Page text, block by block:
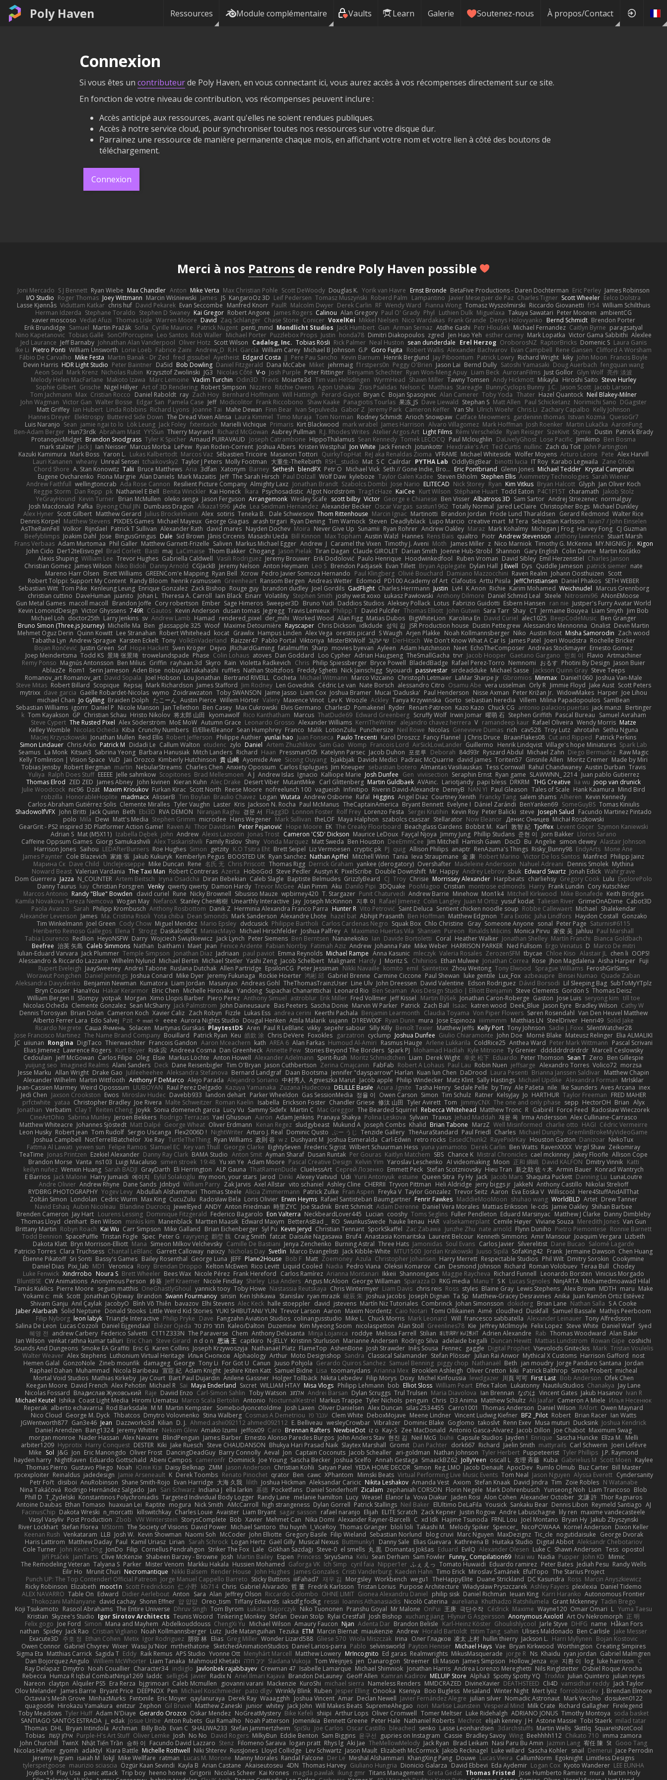
Poly Haven Ressources Module complémentaire Vaults Learn Galerie Soutenez-nous À propos/Contact
Connexion
Si vous êtes un contributeurde Poly Haven, en vous connectant ici, vous aurez accès à vos récompenses directement sur ce site.
En fonction de votre niveau de contribution, vos récompenses peuvent inclure :
Accès anticipé aux ressources, avant qu'elles ne soient rendues publiques.
Accès à notre service cloud, pour synchroniser toutes nos ressources sur votre disque dur.
Parrainez une ressource de manière permanente chaque mois, en affichant votre nom et votre lien à côté des boutons de
téléchargement.
Connexion
Merci à nos Patrons de rendre Poly Haven possible
Joni Mercado S J Bennett Ryan Wiebe Max Chandler Anton Mike Verta Max Christian Pohle Scott DeWoody Douglas K. Yorik van Havre Ernst Bronde BetaFive Productions - Daren Dochterman Eric Perley James Robinson
I/O Studio Roger Thomas Joey Wittmann Marcin Wiśniewski James JS KangaroOz 3D Leif Pedersen Tomasz Muszyński Roberd Palm Lampantino Javier Meseguer de Paz Charles Tigner Scott Wheeler Eelco Dolstra
Lasse Kjønnås Viduttam Katkar chris huf David Pekarek Evan Seccombe Manfred Knorr PaulR Malcolm Dwyer Derek Carlin RF Wendy Ward Fianna Wong Tomasz Wyszolmirski Riccardo Giovanetti fr54 William Schilthuis
Herman Idzerda Stephane Toraldo Stephen D Swaney Kai Gregor Robert Angone James Rogers Calinou Alan Gregory Paul O' Grady Phyl Luthien Dulk Miguelaxa Takuya Sawatari Peter Moonen ambientCG
xavier moscoso Vedat Afuzi Thomas Lisle Warren Moore David Zaq Schlanger Chase Stone Conicer VoxelKei Mikkel Nielsen Nico Wardakas Frank Grande Denys Holovyanko Bernd Schmidt Brendon Porter
Erik Brundidge Samuel Martin Pražák Sofia Cyrille Maurice Patrick Nugent penti_mmd Mondlicht Studios Jack Humbert Gun Arman Sernaz Atdhe Gashi Petr Hloušek Michael Fernandez Caitlyn Byrne paragsatyal
Nino Kapetanovic Tobias Gallé SonOfPorcupine Leo Santos Rob Waller Michael Porter Puzzlebox Props Justin honda78 Dimitri Diakopoulos zgred Jen Hao Yeh esther carney Mark Lopatka Victor Gama Sabbithi Alexlee
Jed Laurance Jeff Barnaby Johnathan Alan Vanderpool Oliver Hotz Scott Wilson Cadalog, Inc. Tobias Rösli Rick Palmer Neal Huston sean dunderdale Erel Herzog OroborosNZ RaptorBricks Domenic S Laura Ganis
Ike Li Pietro Ponti William Unsworth Lorie Loeb Fabrice Zaini Andrew_D R.H. García William Carey Michael B Johnson G.P Goro Fujita Robert Wallis Alexander Bachvarov Evan Campbell Rene Gansen Clifford A Worsham
Fábio De Carvalho Mike Festa Martin Banak - Dr Zed fred gissubel Ayetheist Edgard Costa JJ Pere Pau Sancho Kevin Barnum Henrik Berglund Jay Piboontum Patrick Lowry Richard Wright kiky John Moon Francis Boyle
Devin Harris HDR Light Studio Peter Baintner Da5id Bob Dowling Daniel Fitzgerald Dana McCabe Miket jehrmaig f1rstpers0n Peggy O'Brien Jason Lai Bernd Dully Satoshi Yamasaki Doug Auerbach fengquan wang
Aeon Soul Mark Krenz Nicholas Rubin Krzysztof Zwolinski JG3 Nicolas Côté V-o Josh Purple Peter Rittinger Benjamin Schechter Ryan Won-Meng Apuy Liam Beck AuroranFilms Just Gollor Glyn Wolf 亮作 淡波
Melody Helen MacFarlane Makoto Izawa Marc Lemoine Vadim Turchin Odin3D Travis Moiarte3d Tim van Helsdingen WyrmHead Shawn Miller Tawny Tomsen Andy Hickmott Mikayla Hiroshi Saito Steve Hurley
Sophie Gilbert Grische Nigel Hillyer Art of 3D Rendering Robert Simpson Nizzero Ritchie Owens Agon Ushaku Zisis Psalidas Nelson C Matthias Stareagle BunnyCyclops Bunny J.C. Jason Scott Jacob Larson
Tom Jachmann Max Cristian Rocco Daniel Raboldt ray Zach Hoy Bernhard Hoffmann Will Hattingh Perard-Gayot Bryan C Bojan Spasojevic Alan Camerer Toby Yoda Thater Hazel Quantock Neil Blakey-Milner
John Wagman Victor Gan Walter Bosse Edgar San Pamela Case Jeff Modicolitor Frank Riccobono Shaw Kaake Panagiotis Tourlas 果冻_JS Dave Liewald Stephan S Matt Allen Paul Schicketanz Norimichi Sano DGagster
Matt Griffey Ian Hubert Linda Robbins Richard Lyons Joanne Tai Mahe Dewan Finn Bear Ivan Sepulveda Gabor Z Jeremy Park Cameron Keffer Yan Shi Ulrich Woehr Chris Li Zachary Capalbo Kelly Johnson
Hannes Dreyer Elektrospy Buttered Side Down The Dread Vixen Alinsa Laura Kimmel Timo Muraja Tom Norman Rodney Schmidt Arioch Snowpaw Catface Meowmers gardeninn thomas Istvan Kozma QuesoGr7
Luis Naranjo Sean jamie ngai to lo Lök Leung Jack Foley fxtentacle Marielli Vichique Primaris Kirt Blackwood mark wrabel James Harrison Alvaro Villagomez Mark Hoffman Josh Roenker Martin Lukačka AaronFung
Ben-Adam Berger Hun73rdk Abraham Mast YYSSun Thierry Mayrand Richard McGowan Aubrey Pullman R.J. Rhodes Writes Atelier Argos Art Light Films Rémi Verschelde Ryan Reisiger SizeKivit Stymie Dustin Patrick Brady
ProtanopicMidget Brandon Snodgrass Tyler K Spicher Arnaud PUIRAVAUD Joseph Catrambone HippoThalamus Sean Kennedy Tomek LECOCQ Paul Mcloughlin DaLivelyGhost Lose Pacific Jimikimo Ben Bosma
mark stalzer Jack J Ian Neisser Marcus Morba LePew Ryan Roden-Corrent Joshua Albers Kristen Westphal Jon White Jack Fenech Jotunkottr Hexdrake's Art Ted Curtis nullinc Zach du Toit John Partington
Kazuki Kamimura Mark Boss Yaron L. Lukas Kalbertodt Marcos Vaz Sébastien Tricoire Masanori Tottori QuirkyTopHat ReJ aka Renaldas Zioma VFRAME Michael Whiteside Wolfer Moyens Arturo Leone Pete Alex Harvill
Lauri Kananen wheany Unreal Sensei tchaikovsky2 Taylor J Peters Molly Footman 大重生-TheRebirth RSH__studio Mat S C Cailrdar PYTHA Lab OddlyBigBear binotti lucia IT Roy Karabo Legwaila Zane Olson
Chord Shore A. Stan Konowitz Talii Bruce Matthews Aria 3dfan Xatonym Barney Sethesh blendFX Petr O Michael Vick Seth // Gone Indie, Bro... Eric Pontbriand Glenn Jones Michael Tedder Krystal Camprubi
Eugene Ovcharenko Fiona Margrie Alan Daniels Mark Mazaitis Jeff The Sarah Hirsch Paul Dolzall Wolf Daw kyleboze Taylor Galen Kadee Steven Ekholm Stephen Ellis Aximmetry Technologies Sarah Wiener
Andrew Faithfull wellingtoncrab Ada Rose Cannon Resilient Picture Company Almighty Laxz Jonathan Brandt Szabolcs Dombi Jose Nario ELITECAD Nick Storey Ryan Kim Vitkus Bryan Halcott Glyph Jan Oliver Koch
Reggie Storm Dan Repp pk Nathaniel E Bell Benita Winckler Kai Honeck Íkara Psychosadistic Algot Nordström Trag1cHaze KaiCee Kurt Wilson Stéphane Huart Todd Eaton P4C1F15T charamath Jakob Stolz
YeGrayHound Kevin Turner Brian McMullen oleko senga Jason Ferguson Arrangemonk Wesley Scafe scott bilby Victor George e Chianese Ben Visser Albatross 3D Sam Sartor Andrej Striezenec normalguy
Josh Macdonald Pafka Byeong Chul JIN Dumbass Dragon Alkaza1996 jAde Lea Seidman Hernandez Alexander Becker Oscar Vargas sastun1962 Totally Normal Jared LeClaire Christopher Bogs Michael Dunkley
Alex Hyner Scott Gilbert Matthew Gerard Julius Brockelmann Alex sotiris Teneka B. Dale Schwiesow Thom Rittenhouse Marcin Ignac Martinotti Brandon Jordan Frode Lund Tharaldsen Gerard Redmond Walter Rice
Dennis Korpel Matthew Stevens PIXDES Games Michael Mayeux George Giagias arash tirgari Ryan Dening Tim Warnock Steven Deadlyblack Lupo Marcio creative mart M Tera Sebastian Karlsson Iaian7 / John Einselen
AsTheRainFell Volkor Rijndael Patrick T Sullivan Alexander Rath david mares Nayden Dochev Moira Never Give Up Sunamii Ryan Rohrer Andrew Oakley Maraz Mark Kohalmy Michigan J Frog Harvey Fong CJ Guzman
Beefyblimps Joakim Dahl Jose BingusGringus Dale Sid Brown Jānis Circenis Masashi Ueda Bill Kinnon Max Topham Austin Walzl Hannes Rens Bais qualtro Piotr Andrew Stevenson anthony lawrence Stuart Marsh
Frans Verbaas Adam Murtomaa Phil Galler Matthew Garnett-Frizelle Saliven Markus Michael Egger Andrew J Caramel the Vixen Timothy J. Aveni Moth James Miller z Nico Marniok Timothy G. McKenna MY.NIGNIG Jr. Kigon
John Cido Der12teEisvogel Brad Corlett Basti maj LaCimaise Thom Bakker Chogang Jason Pielak Tiran Dagan Claude GIROLET Darian Smith Joenne Hub-Strobl Shannon Gary English Colin Dunne Martin Koťátko
Alexis Shuping William Lee Trevor Hughes Gabriella Caldwell Vasili Rodriguez Jeremy Brouwer Erik Dodolović Paulo Henrique Hoodwinkedfool Ruben Vroman David Sibley Emil Herzenstiel Charles Janson
Christian Gomez James Wilson Niko Bidoli Danny Arnold CGJackB Jeremy Nelson Anton Heymann Leo S Brendon Padjasek Evan Tillett Bryan Applegate Dylan Hall J Ewell Dys Quddle Jameson patrick siemer nate
Mareno Harr Olsen Brett Williams GREENCom'e Mapping Ryan Bell Xcrow Pedro Javier Somoza Hernando Paul Klingberg Olivié Bouchard Damiano Mazzocchini Raven Realm Johann Oosthuizen Scott
Robert Tolppi: Support My Content Randy Bloom henrik rasmussen Greenheart Ransom Bergen Andreas Wetter Edomod PD100 Academy of Art Clafoutis Arttu Piisila JeffChristiansen Daniel Phakos SETH WEBER
Sebastian Witt Tom Pike Kenleung Leung Enrique Gonzalez Zack Bishop Rouge guy brandon dudley Joel Gordils GadFlight Charles Herrmann Justin LvH K Anon Richie Karim Mohamed Weichnudel Marcus Grennborg
christian cuttino DaveHuman juanito Johan L Theresa A. Carroll Iain Black Einarr Volatility Stephen Smith joshy west xoxo Łukasz Pawłowski Anthony Dilmore Daniel Schmid Leal Steele Nitrosimi96 ANonEMoose
Gun Metal Games macoll macoll Brandon Joffe Cory robertson Ember Sage Himeros Sweeper3D Bruno Yudi Daddios Studios Aleksey Pollack Lotus Fabrizio Guidotti Esbern Hansen ran nie Justper's Furry Avatar World
Kevin LomondDesign Victor Ghyssens 749R CGautos Kevin Anderson dusan tomas Jegregg Travis Lemieux Philipp T David Pulcifer Thomas Elliott John Gutwin Sara Tarr Shay CT Jermaine Bouyea Liam Smyth Jim Bob
Michael Loh doctor25th Larry Jenkins sv Andrew Lamb Hamad rendered_pixel der_mihi Worked Wood Alan Figg Matias Dubos BigWhiteLion Karolina En David Curiel alec1025 BeepCodeMusic Ben Granger
Bruno Simon (Three.js Journey) Michelle Ma Ben glassapple 325 Woof Maxime Detournière Rayscaper Chris Dickson idkdude 성익 김 JSR Production house Dustin Pettegrew Alessandro Mennonna Onalist Devin Martin
Mehmet Oguz Derin Quinn Kowitt Lee Stranahan Robert Whitehead kocat Grawlix Hampus Linden Alex Vega orestis picard S Waugh Arjen Plakke Noah Kollmannsberger Niko Austin Root Misha Samorodin Zach wood
Tabatha Lyn Andrew Sprague Karsten Eckelt Tony VolkEnVaderland Raizzer47 Pablo Portal Viktoriya MisterBKWolf שי יעקוב DerHitsch We Don't Know What A Car Is James Patel Joeri Woudstra Rochelle Bricker
Bojan Rončević Justin Green Sof Hope Hackett Sven Kröger Dejvo JRichardGaming fatalmuffin Sharp movies byevan Ayleen Adam Hutchinson Neet EchoTheComposer Andreas Stockmayer Ernesto Gomez
Joep Meindertsma Todd KS 景琦 张景琦 trowelandspade Phase Colin Lohaus atoves Dan Goddard Loo Cypher Adrian Haugseng TheSmallGacha trvr Jacob Hooper Gaetano Gargano 민희 이 Flavio Artmachiner
Remy Ponso Magnús Antonsson Ben Milius Griffin rayhaan.3d Skyro Rain Violetta Radkevich Chris Philip Spiessberger Bryce Powell BladedBadge Rafael Perez-Torro Nemnomi おるす Photini By Design Jason Buier
AblazZe Rom1 Serin Jameson Aden Bise nobuyuki takahashi ruffles Nathan Stoltzfoos Freddy Sghetti Nick Jainschigg Siyouardi passivestar sirdeadduke Michael Sasse Jackson Quinn Gray Steve Teeps
Romanov_art Romanov_art David Sopala Joel Hobson Lou Jonathan Bertrand RIVEILL Cocheta Michael Witmann Marco Vizcaino Christoph Letmaier LaMar Sharpe Jr Gbromios Minmax Daniel1060 Joshua Van-Male
Steve Mitas Robert Billard Scopique Repsaj Mark Richardson James Stafford Jim Rodney Len Govednik Cédric Le van Nate Borsch alessandro Citro Osamu Abe vera usselman Orly R Jimmie Floyd Jake Aust Scott Peters
mytrixx dave garcia Gaëlle Robardet-Nicolas wymo Zoidrawzaton Toby SWANSON Jaime Jasso Liam Cox Joshua Bramer Mucai 'Daduska' Paul Henderson Nisse Axman Peter Križan Jr. WidowMakes Harper Joe Lihou
michael Chan Jo Gylling Braiden Dolph たこーん Austin Pierce Willem Hörter Valery Maxence Vinot Lev K Woozle Ackley Tanya Krzywinska Gorto sebastian heredia Villem Milina Papadopoulos SamBean
Sebastian Williams igorrr Daniel P Nicole Manson Jan Tellethon Ben Casey Max Cukrowski Elvis Germano CharlesD Pomakenel Ryder Renart-Patreon Kazo Kazo Chuck CG antonio palacios puertas jack manzi Bertinger
k Tom Kayakson GP Christian Schau Hristo Nikolov 将太郎 山田 kyomawolf Rico Kanthatham Marcus ThatDude69 Edward Greenberg Scruffy Wolf Irwin Jomar 曜萌 石 Stephen Griffith Pascal Bureau Samuel Avraham
Steve Cypert The Rusted Pixel Alex Söderström MoE MoW Autumn Grace Leonardo Grosso Alexander Williams KerriTheWriter alejandro chavez herrera V ramandeep kaur Rafael Oliveira Wendy Morris Matze
Kelley Womble Nicolas Ocheda Kiba Crunchy Numbers El/Ellie/Eleanor Sean Humphrey Franco Malik LotionZulu Punchersize Neil Rowe Nicolas Genevieve Dumas rich cav528 Troy Lutz ahrotahn Sethu Nguna
Maciej Krzyszkowski Jonathan Mullen Reid Ellis Robert Jefferson Philippe Authier yunlai hao Juan Fonseca Paulo Trecenti Karol Droszcz Fancy Flannel J Chris Druce BraanFlakes08 Cut and Ripped Patrick Perkins
Simon Lindauer Chris Arko Patrick M Didadi Le Callum Walton etudenc zylo Daniel Artem Zhuzhlikov Sam Gao Womp Francois Lord AirSickLowLander Guillermo Henrik Lindqvist Village's hope Miniatures Spark Lab
Seamus La Monk Kitsun3 Sabrina Yeong Barbara Hanusiak Mitch Landers Richard Haan Pressman505 Katelynn Parsec Jacob Duhon 포로루 Deborah 84d93r Ryszard Abdul Michael Zahn Diego Bermudez Raw Magic
Kelly Tomlinson | Vision Space VuD Jaii Orozco Kimberly Hutchinson 貴 山崎 Ayomide Awe Sicong Ouyang bjakbjak Davide Medici Padraic McQuarrie david james Toriten57 Ginsnile Allen Moritz Cremer Made by Miri
Tobias Jensby Robert Bergman martin NebularStreams Charles Chen Anxiety Opossum Carlos Esplugues Jim Kneuper sebastian botero Almantas Vasiliauskas Tess Cornwall Rahul Chandwaney Austin Durban Travis
Yuliya Ralph Does Stuff EEEEE Jelle sahmkow Scopitones Brad Mellesmoen A J Andrew Islas Ignacio Kalliope Marie Josh Dunfee Gen viviisection Seraphin Ernst Ryan game SLAWWNN_ 2214 Juan pablo Gutierrez
Thomas Elrod ZED ZED James Abney John kivinen Kieran Kuhn Alec Drake Desert Viber MutantMike Carl Glittenberg Martin Guldbaek AVAinc. Lariotjandy papi bless DRKRM THG Creative lia wu joop van drunick
Julie Woodcock nic96 Dzät Maxim Krioukov Furkan Kirac Scott North Reese Moore nofreelunch 100 vagueish Infinitipo Riverin David-Alexandre DennyB NAN YI Paul Gleason Tales of Scale Hank Kaamura Mind Bird
robzilla HonorableHoplite madmacx AlisserB Tim Boylan Braulio Chavez Logan Wutata Andrew Osborne Rafal Higgins Angel Diaz Courtney Xenith Francky Tang salem shams Alheren Kevin Kennedy
Carlos Abraham Gutiérrez Solis Clemente Miralles Tyler Vaughn Laster Kris Jackson N. Rocha Paul McManus TheCaptainAmerica Bryant Bennett Evelyne I Dániel Zarándi BenYanken69 SomeGuyBS Tomas Kiniulis
ShadowolfVFX John Britti Jack Quinn Beth Ebi3D RVA DEMON Niranjan Raghu 경문 서 Flagg3D Lonnon Foster Rolf Frey Lorenzo Festa Sergei Krutihin Kevin Roy Peter Balicki steve Joseph Salud Facundo Martinez Pintado
polo Mila Dewi Matt's Media Stephen Grimm microdee Hans Wegener Mark Sullivan theLOF Maya Halphon szabolcs csaszar Stellarator Now Eleanor Денис Оницев Michał Roszkowski
GearGrit - PS2 inspired 3D Platformer Action Game! Raven Ai Thor Davidsen Peter Pejanović Hope Moore EK The Creaky Floorboard Beachglass Gardens Bobbit M. Karl 敦智 紀 Tjoffex Levent Göçer Szymon Kaniewski
Adrian S Mat (M5X11) Izabella Dębek john Andrew Alexis Lazootin Jonas Trost Cameron 'CSD' Dickson Maurice LeDoux Fayçal Njoya Jimmy Jung Phillip Studans 준현 이 Jorn Bakker Lloros Sarano
Caffeine Oppsum Games Giorgi Samukashvili Alex Tsiskarishvili Family Rislov Shiny Vonda Marquez Matt Sweda Ben Houston DeeEmmCee Jim Mitchell Hamish Gawn DocD Bu Angelie simon dewey Alastair Johnson
Harrison Jones Saihou LEDAfterBurners Roe Hughes Simon getzity K.O Tsitra Eht Brett Seipel Liz Vermoesen cryptic pk PJ quig Allison Philips anaptr RenAzuma's Things Risky_Bunny98 EndyArts Mone Ane
James Paynter Cole Blazevich 家維 張 Jakub Kukuryk Kemberlyn Pegus BOOSTED UK Ryan Sanchez Nathan Apffel Mitchell Winn Tania Ieva Straupmane 金 康 Robert Marino Victor De los Santos Manfred Philipp Jainz
Марина Ск Dave Child UncleJesseppe Mike Duncan Rene 名氏 无 Chris Priscott Thomas Rigg Derrick Graham yankee (derogatory) Overshafter Madeleine Andersson Nahuel Adreani Dennis Smolek Mythina
Noward Beast Valerian Vardania The Taxi Man Robert Contreras Azerta HoboGod Steve Pedler Austyn K PixelScribe Double Downshift Mr. Happy Andrey Lebrov sbuk Edward Swartz Jonah Edick Wahrgrave
Dom Guerrera Jazza N_COUNTER Artem Beitsch Iryna Osadcha Diran Bebekian Caleb Slagle Baptiste Belmudes GrizzlyBeard CJ Troy Chrisie Morrissey Alexander Harpbeats charliehsy Gregory Cook Lulu ExplorePolo
Danny Taurus kay Christian Forsgren Venky qwerty qwerty Damon Hardy Trevor McGee Alan Pimm Aku Danilo Pipi 3DQuake PooMagoo Cristian montrose edmonds Harry Frank Lundin Cory Kutschker
Marcos Antonio Randy "Blue" Bowden david curiel Rune Nicky Brownell Sibusiso Mauze wpbirney420 T. Stargazer Punit Chaturvedi Andrew Barrie Minehow Mon1k4 Mitchell Kirkwood Mike Bonafede Keith Bridges
Kamila Novakova Tereza Nemcova Wogan May NefaroX Stanley Chen榕樹 Unearthly Interactive Jay Joseph McKinnon 지후 이 Rafael Jimenez Colin Langley Juan M Ortiz yusuf kodat Taliesin River GrimeOnADime Cabot3D
Paola Avanzo Sarah Philipp Krombusch Anthony Rosbottom Danik Z Herminia Alexandra Franco Parra Hunter R Vito Petrović Saint Deluca Sentient chicken noodle soup Robbe Callewaert Michael Shalekendar
Alexander Levenson James Ma. Cristina Risoli Yota chiba Dean Simonds Mark Sanderson Alexandre Lhote hazel bat Abhijit Prasanth Ben Hoffman Matthew Edgmon Tara Exotic Juha Lindfors Haydon Costall Gonzako
Tim Winkelmann Joel Green Cody Chow Miguel Mendez Mario Epsley dvdcusick Philippe Bartholi Carlos Cardenas Negro Squak Box Chlo Christine Gray Someone Anyone sonal Peter Page Saturnis#6115
Heriberto Reinoso Gallegos Elena T Strogg DaskalosBCE ManiacMayo Michael Hirschfelder Joshua Palfrey A Maximino Huertas Vila Shansen Pureon Rinalds Miļicins Monica Pirvu 家俊 吴 Jahluu Paul Marshall
Tabia Lourenco Redlion HeyoNSFW Darry Wojciech Świątkiewicz Jack Lynch Peter Siemens Ben Berntsen Nananekoko Ian Davide Bortoletti Coral Heather Walker Jonathan Shelley Martín Franchi Bianca Goldbach
Beefree 治英 矢島 Caleb Simmons Nathan baitham i Maet Jean Fenice Ardente Fabian Norrby Fatimah Aziz Andrew Johanna Fate Mike Weber HARRISON PARKER Ned Fullsom Ergo Venatus D Marco De mitri
Iulian-Eduard Varvara Jack Plummer Temple Simpson Jonathan Diaz Jadriaan paul paviot Emma Reynolds Michael Rampe Anna Kasunic mleczyk Valeria Rosales ZerozenSFM tbycae Chloe Kiso Alastair JL chen li OOPS!
Alessandro & Riccardo Lazzarin Wilhelm Nylund Michael Bertin Michael Stetler Yashi Zeng Jacob Schelbert Malignant Hardy J Moritz S. Chihirios Ethan Mulwee Jonathan Correa Rose Jhon Magdalena Aisha Harper Fuji
Rupert Eveleigh JaaySweeney Andrei Tabone Ruslana Dutchak Allen Partridge EpsilonCG Peter Jessiman Nikki Navaille komito emil Saintetixx Zhou Weitong Tony Elwood Sprague Williams FeroshGirlSims
Worawut Pongchen Daniel Jennings Joshua Conard Mike Dyer Jeremy Fukunaga Rockie Hoerter 鸿彬 邱 Gabriel Brenne Carmine Ciccone Paul Shewan luke gentile Lux_Fox azbeaupre Binsei Numao Quade Zaban
Aleksandra Davydenko Benjamin Newman Kumatora Liam Jordan Masanyao Andreas Gohl TheThomasTrainzUser Line Ulv John Dreessen David Valentine Edson Rodriguez Dávid Borsodi Lil Sleeping Bag SubToMyYTplz
Bryn Couser HanaYou Hakar Kerarmor Elric Chen Michelle Hironaka Yandong Supachai Chanarittichai Leonard Rio Ben Seaman Axis Design Studio | Elliott Benjamin Steve Clements Gordon S Thomas Deisz
William Bergen II Slompy yotpak Morgan Ximo Llopis Barber Piero Perez Anthony Simuel astroblur Erik Miller Fred Vollmer Jeff Kissel Martin Býšek Jonathan Caron-Roberge Gaston Jose Luis seryong kim till toe
Nicolas Ocheda Clemente Gonzalez Sean McSharry Jack Palmstrom John Daineusaure Bas Peeters Sascha Donie Marvin W Parker Patrick Zach Ball Isaac katren wood Deek_Blue Jason Eyre Bradley Wilson Cathy W
Dennis Torosyan Brian Dolan Cameron Koch Xavier Caliz Zach Robyn Fizzle Lukas Ess andrea cerini Keerthi Pachala Benjamin Learmonth Claudia Toyama Von Piper Flowers Søren Rosendahl Van Den Heuvel Matthew
Alberto Ferrer Lara Edo Salvej Pzit ✧ 𝔪𝔞𝔯𝔦 ✧ eeee Aurora Nights Studio Dougal Henken Attila Malarik uujann D1REW00F Ryan Dunn mura Jose Espinoza iiiimmmm Matthias LN SteelDriver Henri49 Solid Jake
Ricardo Negrete Саша Ячмень Solacen Martynas Gurskas PlaytestDS Aren Paul R LeBlanc vikky sepehr sabour Silly Killy Benoît Texier Matthew Jeffs Kelly Port Tony Johnson Sadie J. Foxx SilentWatcher28
Jose Francisco Martinez The Name Brand Company Bouillard Patrick Ryan Keu 皓欽 涂 Chris DeVere Foxokles garzatron cyclump Joshua Dunfee Giulio Chiaramonte John Doe Mornè Blake Mateusz Relinger Elia ALMALIKI
JC uiiunan Rongina DigiTaco Thierwaechter Francois Gandon Aaron Mceachern kath AREA 6 Alan Farkas Humoud Al-Amiri Rasmus Hauge Arlene Lukkarila ColdRice25 Anthea Ward Peter Mark Wittmann Pascal Scrivani
Elias Jimenez Lawrence Rogers Kurt Boyer Risk 📀 Andreea Cosma Dan Greenheck Annette Pew Stories Beyond The Borders Spark PJ Mohamad Hadlah Kyle Mitrione Ty Grenier dddddrdrdrdrdr Marcell Ceslowsky
Cedoulain Jeff McGowan Carlos Filipe Oleg Elsie Markus Löchte Anton Howell Alexander Adelmann Spirit-Rush Moritz Schmidtchen Liam Derek Wight 幸史 松下 Eduardo Peter Thomson Sean T Zero Ben Gillespie
yuijung seo Imagined Realms Alani Sanders Deck Dane Reisenbigler Tim O'Bryan Jason Cuthbertson Zerina Cmajcanin FabFab Robert A Lohaus Paul Lau Robin Nuen jeffsarge Alexandro Torres Volico72 morzsa
Jesse Marku Allan Wright Drake Gao Julileeheehee Aleksandra Stefanova Bernard Landgraf Daan Bootsma Jennifer "daysparrow" Harlan Kuan lun Chen DaDrood Laura Pesenti Brianna Janssen Saldivar Matthew Chapin
Alexander Wilhelm Martin Wittfooth Anthony F DeMarco Alejo Parada Alejandro Soriano 中村秀人 Agnieszka Marut Jacob apple Philip Windecker Matz Klint Sally Hastings Michael Updike Alexandra Forman MrIsklar
Jean-Cassien Marmey Weird Oposssum LIUBOYAN Raul Perez Delgado Kazuya Yamanaka Zuzana Hudecova DELILLE Basile Acura .Ignite Tasha Henry Sedale Pelle by Tiny Ale Pašeta nile Ike Saunders Aves Arcana inex
Jedi Chen Jaxson Crookston Ewos Miroslav Hudec Davebb933 landon dehart Parker Wheeldon Gas SessionMedia 정율 이 Owen Carson Simon Tim Schulz Ratner KelsyJay Jo HARTHUR Taylor Freeman FRED MAHER
prfctwhite yataa Christopher Bradley Joe Rivera Malte Schweitzer Roman Kaelin Isabella Erickson Foster Chandler Griese 修汰 山田 Tyler Avirett Tom JimmyCNX The one and only phase sepp HectorOH Brian Alyx
Jonathan Verbatim Clay T Reiten Cheng Joykk Sonia domenech garcia Lucy Vu Sammy Sidefx Martin C Mac Greggor The Bearded Squirrel Rebecca Whitehead Matthew Tronc R Gabirél Force Feed Radosław Wieczorek
CineArtOhio Sabrina Munley Jeroen Bekkers Rodrigo Terrazas Yael Ghusoun Aaron Adam Jenkins Pranaya Shakya Polina Leskova Sylvain Traxus Jehad Maddah 재윤 옥 Irma Andersson Alex Cullinane-Carrasco
Matthew Whiteacre Johannes Sjöstedt Matt Dalpé George Wheat Oliver Erdmann Kenan Regez sludgybeast Mukund A Joseph Combs Khalid Brian Tabone MarzZ Well Misinformed charlie otto HAGI Cédric Vermeirre
Leon Husky Robert jean Tom Rudolf Sergio Uscanga Flex2006D ! NightWriter Arturo J. Real Dominic Qusto ぶー うじ Tenzide Gallery TheAuraStandard Paul Friedl Charles Michael Dunphy GremlinBrokeMyVideoGame
Joshua Campbell NotTerrellBatchelor Xie Ray TurtleTheThing Ryan Williams 政則 谷 w z Dushyant M Joshua Esmeralda Carl-Edwin retro rocks EasedChunk2 RayePixlrKay Houston Gaston Danizoar NekoTux
Fattma Al Lawati yewen sun Felipe Ramos Slamuel EC Key van Thull George Clarke EightySeven Frederic Sigrist Wilbert Schuurman Hess yuna yamamoto Derek Carlin Ben Watts RavenXXXX Virgil Shaw Zeikomiray
TeaTime Jonas Printzen Ezekiel Alexander Danny Ray Clark BAMA Studio Anton Smit Ayman Sharaf Dusan Runtak Per Gouras Kaitlyn Matchem SBS Chance K Mistral Chronicles cael mckinney Jakey Floofle Allison Cope
Brandon Morse Vanta ns103 Luigi Macaluso simen stroek 19:48 Yu xin Ye Adam Moore Pascal Creative Design Kelvin Yim Yaroslav Leschenko AI videomaking Moon 正和 綱嶋 David KALFON Dmitry Vinnik Katti
keilyn nuñez Wenxin Huang Sarah BADJI GrayDarth Eli Herrington ALP Gauna ThatRamenDude CluelessArt Cергей Лозенко Emmett Peck Stefan Scotzniovsky Hieu Tran 新之助 佐々木 Armin Bauer Konrad Wantrych
E Barrios Jack Malone Harry Jumaidi 에이지 Eylül Solakoğlu my moon, your stars Jarod Dinki Alexey Vaitvud Udi Yurii Antonyuk estuine Queen Sitra Fy Hy Jack Jacob Mars Shaquita Puckett Danning Lu LunaLoutre
Andre Olivier Andrew Rhyne Dane Sands Jdnbyd William Parry Zak Jarvis Axel Allstar vito schaniel Ashley Cline CHERRII Tryvon Pittman Heli Aldridge jerry biggs jr JakkeN Anthony Castillo Nikolai Strelioff
RYDBRG PHOTOGRAPHY Yogev Levy Abdullah Alshammari Thomas Steele Alicia Zimmermann Patrick Zulke Fran Aspen Freyka V Taylor Gonzalez Trevor Seitz Aaron Eva Eoska V Williscool Here4StuffAndAllThat
Zoltán Simon Londolan Cedric Wurm Max King CucuZulu Radosław Bela Loris Olivier Erwin Heyms Rafael Santisteban Baumgartner Fenrir Fawkes MaddieMooMoon shuhao wang WorldBLD Artet Drew Tanner
Navid Eshaq Aubin Nicoleau Blandine Ducrocq JewelEyed ANDY Anton Friedman 時里ZYC Joe Stadnik Brett Schmidt Adam Derenne Daniel Vera Morales Mattias Eriksson le-cds Jamie Oakley Shihan Barbee
Brenden Cameron Jay Hart Lourens Lessing Dominique Fitzgerald Federico Bagarolo Eon Valterra NeckbeardLover445 Lucian cooshy Toms Seglins Fuller Pendleton Eduard Marsinyac Matthew J Clarke Danny Dimbleby
Thomas Lloyd clenhart Ben Wilson minkis kim Manenblack Martten Maasik Edward Maxym BetterAsBad _ RO SwunkusSwede hauke lienau HAR valsekamerplant Cemile Høyer Viviane Souza Meredith Jones Van Gun
Brittany Martin Robyn Roach Kai Wu Carr Simpson Mike Galland Brian Eichenberger Syl Pu Kevin Jeryd Christian Tennant SporkSkaffel Zac Zabawa Junzhe Zhu nate arnold Flynn Duniho Pietro Piemontese Ronnie Barnett
Todd Bennion SpacePuffle Tristan Fogle Spec Peter G rayryeng 鸝瑩 魏 Craig Smith fatcat Daisuke Nagasawa Bruf4 Anastasia Komaritska Laurent Belcour Kenneth Simmons Amir Mansour Joaquim Vergara Lizbeth
Dakota Klatt Bryn Morrison-Elliott Mana Simeon Milkov Velchevsky Camille De Bastiani Jenya Zenchenko Burning Astral Three Hats Jamonidas Soul Evans Carlos Javier Silverelitist Dane Bucao Salomé Lagarde
Patricio Torres Clara Truchsess Chantal LeBlanc Garrett Calloway nøixzy Nicholas Day Svetlin Marco Evangelisti Jack Kibble-White MTU1500 Jordan Krakowski Juuso Sipilä SofaKing42 Frank Jermaine Dawson Chen Huang
Étienne Pikatoff Sri Sonti Bassy's Games Bailey Rosenthal George Luna JEFF Plane2House Bob F Matt Zoemoney Azula Christopher Johansen Harry Merrett Respectable Studios Phil Wilt Dmitry Sorokin Cookymine
Daniel Dias Pixi_lab MD1 Veronica Rory Brendan Droppo Kelton McEwen Rico Levitt Liquid Cooled Nadia Pedro Viana Oleksii Komarov Can Desmond Johnson Richard Roman Volobuev Teraa Bull Chodey
Luke Fenwick Xindrrobo Noura S Brett Wheeler Bees Wax Nicole Pérez Frank Hereford Carlos Ramírez Arianna Montanari Ikkeii Shannonigans Maggie Raycheva Richard Funnell Leonardo Borsten Vinicius Morgado
BluntBSE CW Animations Anonymous Person 鈴葵 Jeff Kraemer Nicole Findlay Shirley Lisa Anders Angus McAloon George Willaman Sparazza D RKG media Manu T S K Lucas Signoles NinjARTA Mohamedmoawad Hilal
Tamás Kuklics Pierre Moore seguin matthis OneGhastlyGhoul yannick tooy Toby Howe Nastassia Reutskaya Chris Wintermyer Liam Davis chris reis Ross styles Blaine Gray Lewis Stephens Alex Brown MDTH maru Make
Yokami c: mik Scott Jonathan Ojibway Brandon Swann Fourmanoy sinsin Ken Ishikawa Stanislav ryan mrazik 峻辰 朱 Joshua Jacobs Joseph Dignan Ta Sp Matthew-Gracey Desravines Anika Juan Ramón Ortiz Estévez
Shivam Ganju Anıl Çaylak JacobyO Bình Võ Thiên bavazov Elhi Stevens Alec Keck halle stoeppler david jstevens Martín Niz Tutoriales Combrinck Johan Simonsson dokiderg Brian Lane Nathan Salla S A Cooke
Jaber Alarbash Solid Neptune Donald Stooks Little Weird Kid Stories YUKI SHIBUTANI/ YUN Trevor Larson Aaron Maxim Nordentz Caio Notari Tomi Ollikainen Aimé cloudhed Duskfall Samuel Bassale Mathijs Peerboom
Filip Nyborg leon labyk Triangle Interactive Philip Pryke Dave Fangzahn Aviation Studios colinangusstudio Mike L. Chuck Morris Mark Leonard Will francesco sabbatella Alexander Leinauer Tony Alfredsson
Salina De Leon Lucas Cozzoli Daniel Eijgendaal Eliézer Ojeda תמר פלג טל Kaleo/Dalton Duzemine Kim Myeong Soom nicolaspetton Alan Stoll Greenlines78 Kie Jeffrey McIlmoyle Felix Lopez Steve White Daniel Warf Syed
혜영 전 andrew Carbery Federico Salvetti C1T1Z333N The Paraverse Chem Anthony Delasanta Minja Lojanica roddye Melissa Farrell Stilian ꌃ꒒ꀎꋪꋪꌩ ꀘꈤꀤꁅꃅ꓄ Adrien Alexandre Rab Thomas Woodward Alan Bakir
Ian Wilson venkat rathna kumar talluri Eric Chan Steve Girard n d o n 思涵 王 captkiro N-JELLY Kristinn Sturluson Marianne Andersen Rodrigo Silva adelaide begalli Duncan Hewitt Mattias Lundstrom Rowan Gipe coshichi
Sounds And Dungeons Smoke EA Graffiti Eric G Karen Collins Joseph Krzywoszyja Nathanaël Platz FlameTop AshenBone Josh Strawder Inês Sousa Fennec gaggle Digital Prophet Vsevolods Gniteckis Mark Tristan Voulelis
Walter Weaver Alex Stephens Luthonium Virtual Heritage Илья Снопков Alphaology Arthur Moto Designshop Sandra Classical Salamander Stefan Plösser Julian Rai Anwor Mythical X Customs Harrison Gafford nost
Hemen Galal GonzoNole Zineb mounfik damageg George Tony Li For Got U Canun Juuso Pohjola Gerardo Quiros Sanchez Samuel Benning piggy chop Nathanaël Beth jan moudry Jorge Panduro Santana Jordan
Raphael Dahan Muhammad Nicola Baribeau 宣臣 紀 Adam Knight Jeshire Kiten Katt Samuel Bidne Lisa toomanydans Arianna Mex Brooklen Ashleigh Oliver Cretton kiki Patrick Balthrop Simon Probert micheal
Mortal Void Studios Mathias Kirkeby Jay Court Bart Paul Dujardin Anilene Gassner Holger Tollbäck Nikita Lebedev Filip Morys Doxy Michel Kinfoussia lewdgazer 川頁 可可 First Last Bob Anderson Ofek Chen
Keegan Moore David French Alex Pehotin Michael R Sai Maya Enderland Sxcret WILLIAM HTAY Misa Vlogs Philipp Lehmann bob Elliot Sloss William Peart Effex Talon Lukatonny NautiluStudios Chanakya Jay Lane
Nicolas Fossard Владислав Жуковський Raje Daviid Enzo Carl-Simon Sahlin Toby Watson אלמוג Andrei Barsan Dylan Scruggs Trul Trulsen Maria Diavolova Ian Brennan なのは Vincent Gates Jakub Hasanov Ivan R
Michael Keutel Ishika Coast Light Media Hiromi Uematsu Marco Scala Bertolin Antonio NocturnalKestrel Markus Trappe Tyler Nichols penguin Chris D3 Anima Matthew Schultz Ali Jaafar Cameron A Miele Илья Несенюк
Reperak alberto echavarria Rod Barksdale M M Martin Kempster Somebodyoncetoldme Josh Laxen Oliver Danielsen Alex Duncan silas 2534455 Carro1001 Thomas Anderson Daniel Wilson RAfort Owen Maynard
Nico Cloud George M. Dyck Thbatcos Dmytro Volovnenko Stina Walberg Cosmas A Demetriou ענבר פז Clem White DeboxMojave Meene Lindner Vincent Ludwig Kiefner BF2 _Pilot Robert Brian Racer Ian Watts
JGWentworth877 Gan3e46 Jean Dazzworks3d Kilian D. J. Ahmed.ashii092112 ahmed092112 E. Belliveau wesleyCrowbar Vibralizer Dominic Blake Goglomo takoslvt Renn Exev Musa muturi Ducksink Joshua Kendrick
Daniel Arendzen Bang1324 Jeremy Whitter Nekom Glew Amako Izumi jeffox09 Caro Brennan Rafters NewbieDot iz o Kay-S Zee MacDonald Antonio Gasca-Alvarez Jacob Dillon Joe Chabot Maximum Swag
morgan monroe Nader Hassan Alex Navarre BlindPenguin James Barber Ernesto Alonso Paredes Burgos John Anders Stav 현진 김 Neil McG buhii Capsule Studios Jayden ! Enrique Sascha Huncke Elīza M. Melli
arbiter1209 Hyprotix Harry Conquest DESTER Kiki Jake Ruesch Steve CHAUDANSON Bhukya Hari Prasad Naik Slaytex Marshall Gromit Dan Pachter dork667 Richard Jaelin Smith mattyrails Carl Schwerin Joeri Lefévre
Mike Sol J&G Jon Eric Manongdo Oliver Frost DancingDeadGuy Barry Connolly Aeval Jon Captain Coconuts Jacob Schealler ari-goldman Nathan Johnson Tyler Herbert Puppeteerist Tyler Phillips J.P. Raymond
hayden harry NightRaven Eduardo Gottschald Abeni Campos cameronfr Dominick Joe Young Sascha Becker Joshua Scelfo Annah Gestaga SmaackBZ62 JollyYeen oscall L 友理 斉藤 Kuba Gabrielius M Scott Moen Kaylee
Thomas Pierro Gustavo Pliego Noah Юлія Кізі Daisy Belknap ZMM Jason Anderson Christian Kohli Satyan Patel YEDA HOME DECOR Simon Reg_LMO Jacob Denault ApocDev Rumlo Olmub Buz Carter Bill Master
rpcexploiter Reinaldus jadedesign Jamie Arseneault K Derek Toombs Renato Pinochet qrator Ben cawc XPhantom Mimski Beats Virtual Performing Live Music Events Tom Neal Jason Nguyen Alyssa Everett Cyndersanity
Petr Fořt disiboi AnuRobinson Shane Smith-Rojo Evan Harridge 大海 久我 lilith Joshua Hickman Aleksandar Caricic Nikita Leshakov Amanda Vest Axiom Stefan Knaak David Jindra Tim Zoie Robles N Watanabe
Nina Takáčová Rodrigo Hernández Salgado Jan Sari Schwarz Indiana J ella larkin 基德 Pocketfans Daniel Sonderhoff Zicalam zephaniah CORSON Florin Negele Mark Dohrenbusch Yunseong Noh Liam Trancoso Blob
Phill D T_Zydelski Konstantinos Polychroniadis Targeted Individual Body Logger Randy Lane melanie hamilton Lucy Weasel Elanor la Vova Diakur Jaden Rosi Alon Cohen Alexander October 文謙 許 Thor Ragnaros
Antoine Daubas Ethan Tomaso huaxuan Lei Raptite mogura Nick Smith AMcCarroll high strangeness Dylan Gorrell Patrick Stallings Neil Baker ElUltimo DeLaFila Yousick Sankaku Bear Dennis Libon Reymeld Santiago AJ
FacinusChip Dakota Wreski n_morcatti killswitchkay Charles Louie Avaister Liam Bryant sagar sasson rafael naranjo Elijah ELITE Scratch Zack Kepner Justin Rogow Andre Labuschagne lily ren maxime vandecasteele
Vasyl Vasyliv Post Production Zbob VW Winterstein StorysComplete Bob Xavier Mehmet Can Nika Domi Alexander Rayner-Barcelli C xd Idk Hajime Tsunoda FRNL Lou Joel Montano Bryan Hy Jakub Zbyszynski
River Lockhart Stefan Florea MStorm The Society of Visions David Power Michael Santoro thu huynh I_ViceRoy Thomas Granger bloli loli Takashi M. Melody Spiker Spencer_ NicoPOWAAA Kornel Anderson Dixon Keller
Keenan Rush Venkataram LLB Josh W. Kevin Showman Naomi Soh McCoder John Elliotte Gregory Basile Filip Wieland Sebastian Norlund blog cruvi Marc Nguyen MaxDezignz Tic_cle nogutidaisuke George Dvorak
Haris Lattirom Matthew Daday Paul Kamil Uriasz Lirian Sarah Schrock Logan Hertz Gaël Gilly Musical Nexus Buttmunky1 Danny Sale Elias Guevara Kathreena B Huitaka Studio Digital Abbot Aleksandr Chebotariov
Cole Turner John Kevin Ong JonDo Filip Cornellus Pendrahgon Striker The Fox Lale Gökhan Sazdağı Steve-0 el smells 丸 黒 Domantas Jokšas Eduard EvilQ Alexander Olesen Luke C Shawn Anderson Tess opostol
Jiří Ptáček JamTarts Clive McKenzie Shabeen Barzey - Browne Josh Martin Bailey Espen Princess SiryuSama Kelu Sean Derham Sam Fowler Funny_ Compilation69 htai wu Nadia Pupper John KD Mimic
The Remodeling Veteran Talyana S Parker Mister Venom Markku Hakala Hussien Mohamed Gaforga VK Ich Simp cyril faia Nipper1er ふぇ えっ Tomato Huwaidi Eduardo ramirez Peter Bates Jediah Pesu Randy Wells
Eilir Ho Mrunit Churi Necromantique Nikki Balsem Render House John Hughes James Gonzales Cristi Vanderburg Kaeden Hahn Timo Erick Miroslav Šamánek EfulTopo The Starius Project
Punch UP: The Top Contender! Official Patreon Jorge Manuel Cappello Barreto Sticky Buttons iiiFahad7 재우 김 Morgsley Workbench wegu1 TheHappyElite Duane Strickland DC Kasundra Ross Marcin Anyszkiewicz
Ricky Robinson Elizabeth moot1n Scott Fredrickson 仁 小野 kb714 Chris Gabriel Alvarado 哲 董 Fredrik Karlsson Tristan Lorius Purpose Architecture Władysław Pryszczarek Ashley Fayers plexlexia Daniel Tidemo
ALEX NAVARRO Table On Edward Didier Aerlebout Anton Sara Alan Jeffrey Olson Riccardo Colombo OHNE LIMIT Gionea Alexandru Daniel philip sisk Daniel Richman Ieuan King Karri Haranko Autonomous Frontier
Thokozani Mahlanyane david cachay Shonn Effner 얍 얍얍 Oreo_tism Tiffany Edwards iaksdfg fodkg ressii Ioannis Athanasiadis Nicolò Caterina aureliana Khuthadzo Ratshilumela Grant Mckenney Tadin Brego
Koji Tsukamoto Rasool Abrahams The Entire Universe Dhruv Singh Tom Byrom Łukasz Majorczyk Niko Tuononen Pranshu Goyal Mr Malone OnPui 王庚 극단수작 Cédrick Maxime Wayne120 Omair Omari L Yuma Taesu
Kristian Skyzee's Studio Igor Sirotov Architects Teunis Woord Tinkering Monkey Stefan Devan Stolp Rylai Crestfall Josh Bishop xuchang jiang Hlynur G Asgeirsson Anonymous Axolotl Art Ov Nekromorph 正 明
Felix gogo Joe Ford Simon Mana and Mayhem Abdelkouddouss ChengXi Yu Michael Wilson Amaury Faucon Njan Adenta Dar Brandon Belisle Karl-Heinz Köster Ghoulishlycool Jarle Styve DHFG name Håkan Fors
nathan Spidey Jack Rao Cristian Vigliano Noah Kollmannsberger Lutz Jude Matanguihan Tezuka ETM Marcin Biernat miaukenzie Andrew Horald Bartoldt ttitim Tang sahin Ulises Maldonado Ben Carlisle Jake Messer
Exacute3D 주호 정 Ethan Cohen Metix Igor Rodriguez 朋弥 林 Elias Greg Miller Wonder Lizard588 Gliese 570 Wiola Miszczak Irina Олег Гладков 凌太 上村 hullin thierry Jackson L. Harri Myllynen Bojan Kostovic
Owen Connor Gabriel Chvyrev Wixer Wasu Ju'Nior mrthethatone SketchedAnimationStudios Daniel Larios-parra Pablo selvinsworld Payton Heniser Michael Hays Vae Bryan Kirkwood Worthington Creating Simpires
Sigma Eta Matthias Carrick Sagida T Eddy Raik Remus APS Studio Yvonne Ott Menyhárt Marcell Matthew Lowery MrIncognito Ed garas Realmwrights MikusMasquerade jorge R Ns Khaidu ryan jordan Gabriel Malmgren
Dan Bojorquez Angulo Williem McWhorter Liam Tanaka Mahmoud Khetabi יניב חלה Sladana Vukoja Tom Weijnjes jen Danarogon Streemer Eli Mason James Simpson Hollow_Jenza eje 지환 이 log luke harrison C
Ray Delapaz Dmytro Noah Couallier Character34 indiiglo Javlonbek rajabbayev Crewman 47 Isabelle Lamarque Michael Shimniok Jonathan Harris Andrea Lorenzo Mereghetti Nils Ringlstetter Osbiel Roque Arocha
Rebecca Humza R Iqbal CombatNinja1269 laddc sellig64 Javier Radix N Ariel Ilmari Kajava Brandon DeLauney Geoff Allen Kamran Kadirov MELUIP Store Alpha3 Spotty Spotty YQ TrixMix Julian Quintero julian reyes
Nareon claytpn Alquiler PS5 Era Rerza bjgrimoari Caleb Mcmullen giovanni varani Mackenzie KuroShi michael sierra Nameless Renders MMDCRAZED DivineXavier DEATHSTEED Cli4D vamsidhar reddy Jack Taylor
Olov Melander James Barrie Bryant Price DEEPNOX Pen Michael Koschmieder pato dlgv Wrinkly Blink Ruben Jesper Elling Onooka Kseniya Boo Bugless Mesaland Winter Night Mert İyiiz forrobloxdev J. Brendan Elmore
Octavia's Mesh Grove MinhazMurks Fxntxnile Eric Moyer qaylanuraya Derek Ray Waaagghh Joshua Vincent Amar Declan Newell Javier Fernández Alegre julian silver Nomadic Astronaut Mark Vecchio dosuken0122
quagootle Hirokazu Yamakura enitzur Zephon Gil Bruvel Matthew Zaneski junior whitey Jack John Will Makes Beats SupremeAhegao nori Marlise Launstein Vesperal Mind Milk Crate Richard Gallagher Firelegend
Toby Meadows Tyler Huff Adam N'Diaye Gerardo Orozco Oskar Mendez NoGreatMystery Bike Kefeli shiipi Arthur Lops Oliver Cromwell Tomer Meltser Luke Ridehalgh ADRIANO JONUS Timothy Montoya soda basket
SANTIAGO SANTOS ESTRADA j_ edak Josue Uribe Anton Rubets Gui Ramalho Noah Patterson Jomenikia Bennett Greene Peter Hale Nathaniel Roberts Mechrot elijah kenney J H Astone Massie Tobi Staerk milad tatar
Thomas DHL Bryan Intindola Archman Billy Bob Evan C SHALIWA233 Stefan Jammertzheim SpiSlu Joe Carlos Oscar Castillo bleached senko Lasse Leonhardsen 3darchstuffs Martin Wells Skittlq SquareIsNotCool
Tobias אילון קשת Purple-H's Art Stuff Oliver Lemke Josh No No David Rogers MilkyBun Eddie Benton Sam Biggins 윤구선 gupries on Instagram Cassie Bradley Savoy Wing Beehhhh112 Chikato 710 imma zamora
John Churchill TwinX Nhật Tiến Trần 승하 이 Facundo David Lazzaro Stenz Filomeno Saraiva logan pratt Rhys lg Aki Jae TheMellowMelody Jack Ryan Brad Leikam Nasi Paru Bu Amin Jazmin Lang 宥任 陳 St Gooo Tang
Nicolas Hafner gyomh adaktyl Kiara Battle Michelle Rothwell Niki Shterev RussJones Lloyd Collidge Lev Schwartz Jason Mault Elizabeth McCormick Jakob Recknagel Luke willard Sascha Kohler snail Demerui Jace Perrodin
Jeremy Ingram isaiah M lokjl Mike Wellfare ratman Lucas M. Morone Manny Morales Randal Falcone Der Le Meshal Alshammari KhangXing Pang Douwe Lucas Vieira CallumNorm Egoknight Limitless Designs
tylerspetgoose maurizio sciascia Özgür Kaan Sevindi Kayla B Arian Castane Akaiseutoseu 4DN Thomas Harvey Giuliano Hungria Dionicio Galarza David Ebbevi Eda Aydemir Logan Cox Kyoto Wanderer LEE EUNHA
JoyBox19 Play Usa panic attack Trip boy heeno honee Grigorii Nicolas Scheer Kai Krones magda pawlak ikung gmr Titans Management Greta Gedat Thomas Fristed Jose Humberto Ramirez mura Martin Holy